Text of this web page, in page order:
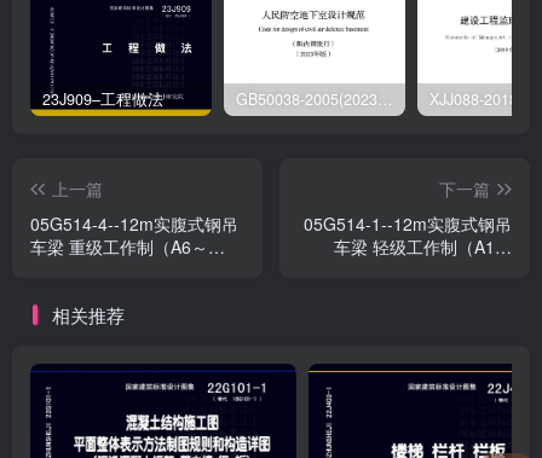
23J909–工程做法 GB50038-2005(2023版)–人民防空地下室设计规范
上一篇
05G514-4--12m实腹式钢吊
车梁 重级工作制（A6～
下一篇
05G514-1--12m实腹式钢吊
车梁 轻级工作制（A1～
相关推荐